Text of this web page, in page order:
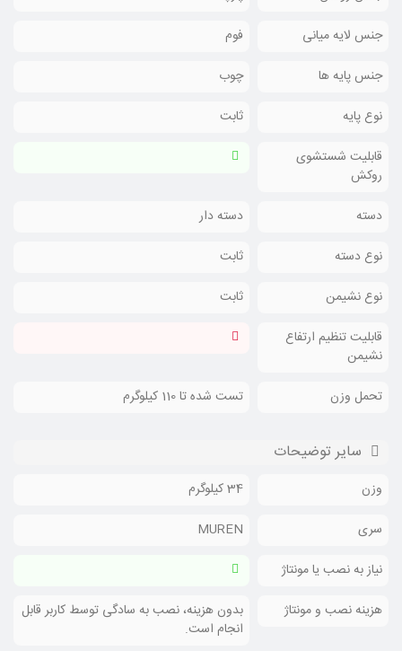
جنس لایه میانی
فوم
جنس پایه ها
چوب
نوع پایه
ثابت
قابلیت شستشوی
روکش
دسته
دسته دار
نوع دسته
ثابت
نوع نشیمن
ثابت
قابلیت تنظیم ارتفاع
نشیمن
تحمل وزن
تست شده تا 110 کیلوگرم
سایر توضیحات
وزن
34 کیلوگرم
سری
MUREN
نیاز به نصب یا مونتاژ
هزینه نصب و مونتاژ
بدون هزینه، نصب به سادگی توسط کاربر قابل
انجام است.